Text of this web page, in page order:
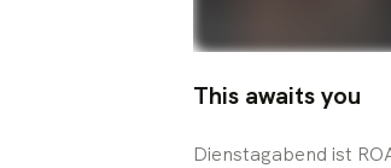
This awaits you
Dienstagabend ist